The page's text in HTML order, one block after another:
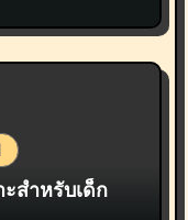
สำหรับเด็ก